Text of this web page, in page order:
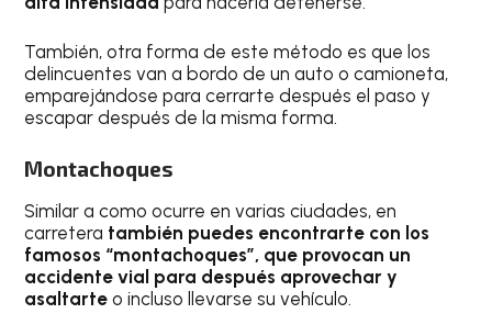
También, otra forma de este método es que los
delincuentes van a bordo de un auto o camioneta,
emparejándose para cerrarte después el paso y
escapar después de la misma forma.
Montachoques
Similar a como ocurre en varias ciudades, en
carretera también puedes encontrarte con los
famosos “montachoques”, que provocan un
accidente vial para después aprovechar y
asaltarte o incluso llevarse su vehículo.